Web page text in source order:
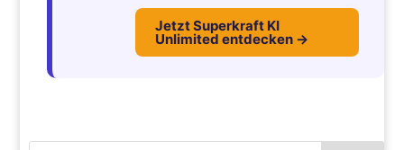
Jetzt Superkraft KI
Unlimited entdecken →